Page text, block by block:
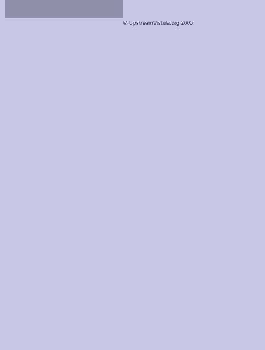
© UpstreamVistula.org 2005